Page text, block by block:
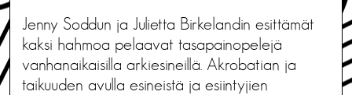
Jenny Soddun ja Julietta Birkelandin esittämät
kaksi hahmoa pelaavat tasapainopelejä
vanhanaikaisilla arkiesineillä. Akrobatian ja
taikuuden avulla esineistä ja esiintyjien